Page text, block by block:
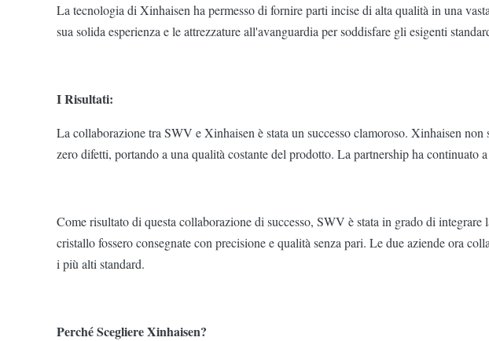
La tecnologia di Xinhaisen ha permesso di fornire parti incise di alta qualità in una
sua solida esperienza e le attrezzature all'avanguardia per soddisfare gli esigenti
I Risultati:
La collaborazione tra SWV e Xinhaisen è stata un successo clamoroso. Xinhaisen
zero difetti, portando a una qualità costante del prodotto. La partnership ha
Come risultato di questa collaborazione di successo, SWV è stata in grado di
cristallo fossero consegnate con precisione e qualità senza pari. Le due aziende ora
i più alti standard.
Perché Scegliere Xinhaisen?